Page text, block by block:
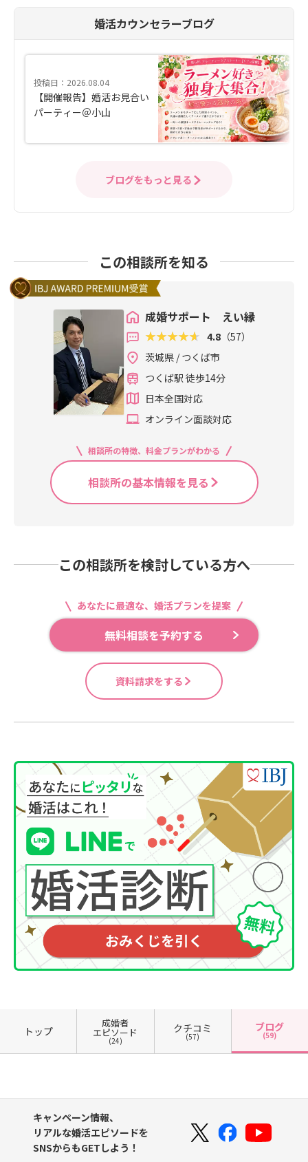
婚活カウンセラーブログ
投稿日：2026.08.04
【開催報告】婚活お見合い
パーティー＠小山
ブログをもっと見る
この相談所を知る
成婚サポート えい縁
4.8 （57）
茨城県 / つくば市
つくば駅 徒歩14分
日本全国対応
オンライン面談対応
相談所の特徴、料金プランがわかる
相談所の基本情報を見る
この相談所を検討している方へ
あなたに最適な、婚活プランを提案
無料相談を予約する
資料請求をする
トップ
成婚者
エピソード
(24)
クチコミ
(57)
ブログ
(59)
キャンペーン情報、
リアルな婚活エピソードを
SNSからもGETしよう！